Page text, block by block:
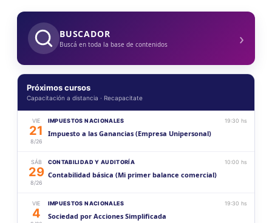
BUSCADOR
Buscá en toda la base de contenidos ›
Próximos cursos
Capacitación a distancia · Recapacitate
VIE
21
8/26
IMPUESTOS NACIONALES 19:30 hs
Impuesto a las Ganancias (Empresa Unipersonal)
SÁB
29
8/26
CONTABILIDAD Y AUDITORÍA 10:00 hs
Contabilidad básica (Mi primer balance comercial)
VIE
4
IMPUESTOS NACIONALES 19:30 hs
Sociedad por Acciones Simplificada